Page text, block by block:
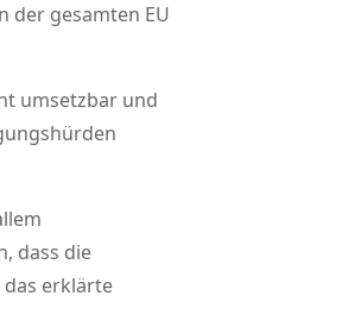
der gesamten EU
umsetzbar und
dass die
das erklärte